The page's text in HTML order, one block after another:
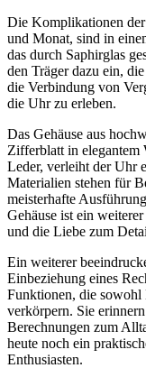
Die Komplikationen
und Monat, sind in
das durch Saphirglas
den Träger dazu ein,
die Verbindung von
die Uhr zu erleben.
Das Gehäuse aus
Zifferblatt in elegantem
Leder, verleiht der Uhr
Materialien stehen für
meisterhafte
Gehäuse ist ein
und die Liebe zum
Ein weiterer
Einbeziehung eines
Funktionen, die sowohl
verkörpern. Sie
Berechnungen zum
heute noch ein
Enthusiasten.